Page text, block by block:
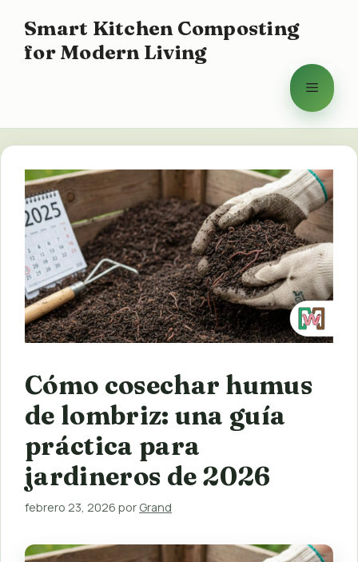
contenido
Smart Kitchen Composting
for Modern Living
Menú
Cómo cosechar humus
de lombriz: una guía
práctica para
jardineros de 2026
febrero 23, 2026 por Grand